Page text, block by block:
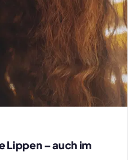
Lippen – auch im